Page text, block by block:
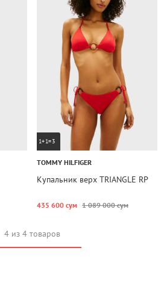
1+1=3
TOMMY HILFIGER
Купальник верх TRIANGLE RP
435 600 сум 1 089 000 сум
4 из 4 товаров